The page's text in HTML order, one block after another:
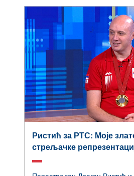
Ристић за РТС: Моје
стрељачке